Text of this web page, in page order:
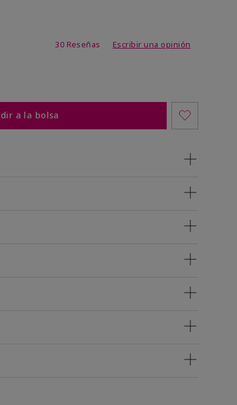
30 Reseñas Escribir una opinión
a la bolsa